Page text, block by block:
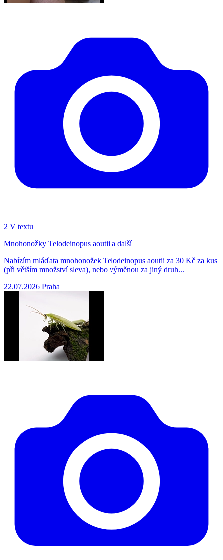
2 V textu
Mnohonožky Telodeinopus aoutii a další
Nabízím mláďata mnohonožek Telodeinopus aoutii za 30 Kč za kus
(při větším množství sleva), nebo výměnou za jiný druh...
22.07.2026 Praha